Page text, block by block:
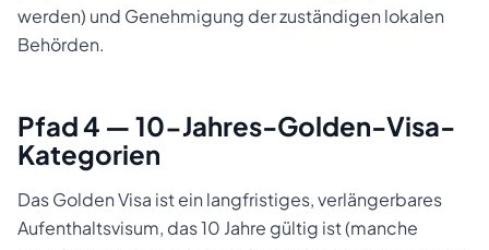
werden) und Genehmigung der zuständigen lokalen
Behörden.
Pfad 4 — 10-Jahres-Golden-Visa-
Kategorien
Das Golden Visa ist ein langfristiges, verlängerbares
Aufenthaltsvisum, das 10 Jahre gültig ist (manche